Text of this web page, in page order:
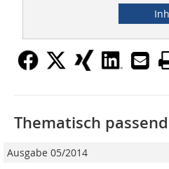
Thematisch
Ausgabe 05/2014